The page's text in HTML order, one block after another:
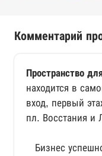
Комментарий
Пространство
находится в
вход, первый
пл. Восстания и
Бизнес